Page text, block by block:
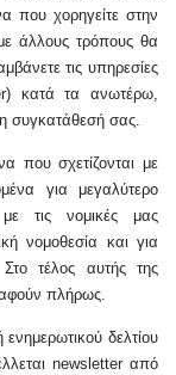
που χορηγείτε στην
άλλους τρόπους θα
τις υπηρεσίες
κατά τα ανωτέρω,
συγκατάθεσή σας.
που σχετίζονται με
για μεγαλύτερο
τις νομικές μας
νομοθεσία και για
τέλος αυτής της
πλήρως.
δελτίου
newsletter από